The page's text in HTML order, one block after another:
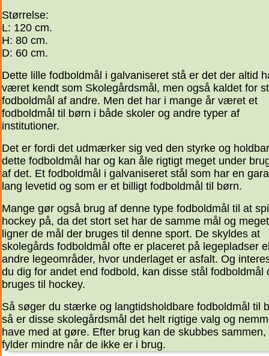
Størrelse:
L: 120 cm.
H: 80 cm.
D: 60 cm.
Dette lille fodboldmål i galvaniseret stå er det der altid
været kendt som Skolegårdsmål, men også kaldet for
fodboldmål af andre. Men det har i mange år været et
fodboldmål til børn i både skoler og andre typer af
institutioner.
Det er fordi det udmærker sig ved den styrke og
dette fodboldmål har og kan åle rigtigt meget under
af det. Et fodboldmål i galvaniseret stål som har en
lang levetid og som er et billigt fodboldmål til børn.
Mange gør også brug af denne type fodboldmål til at
hockey på, da det stort set har de samme mål og meget
ligner de mål der bruges til denne sport. De skyldes at
skolegårds fodboldmål ofte er placeret på legepladser
andre legeområder, hvor underlaget er asfalt. Og
du dig for andet end fodbold, kan disse stål fodboldmål
bruges til hockey.
Så søger du stærke og langtidsholdbare fodboldmål til
så er disse skolegårdsmål det helt rigtige valg og
have med at gøre. Efter brug kan de skubbes sammen,
fylder mindre når de ikke er i brug.